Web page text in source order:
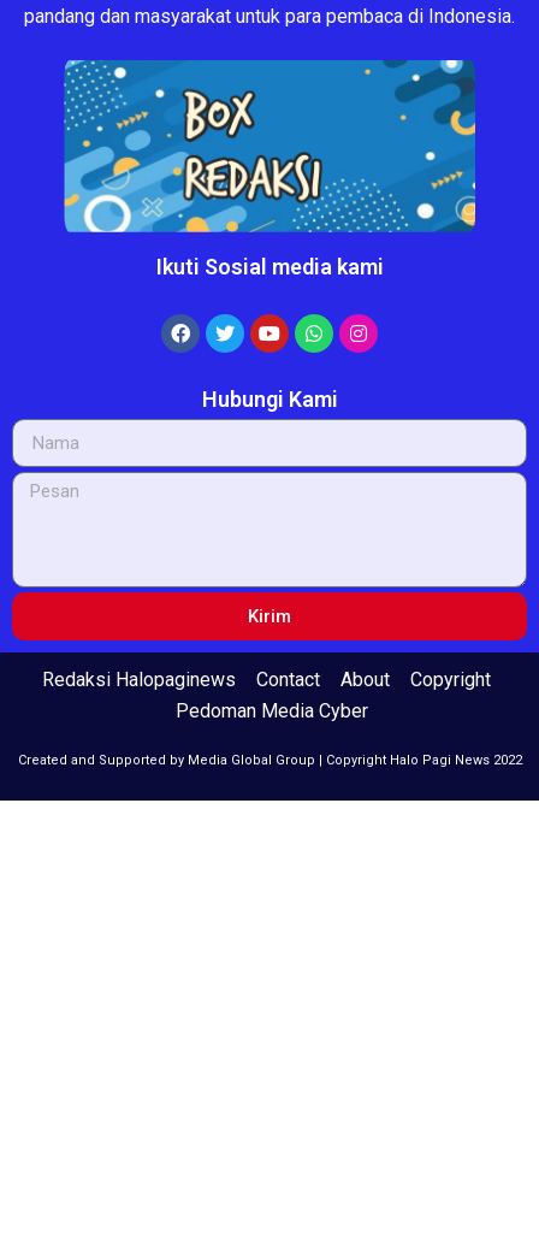
pandang dan masyarakat untuk para pembaca di Indonesia.
Ikuti Sosial media kami
Hubungi Kami
Kirim
Redaksi Halopaginews Contact About
Copyright
Pedoman Media Cyber
Created and Supported by Media Global Group | Copyright Halo Pagi News 2022